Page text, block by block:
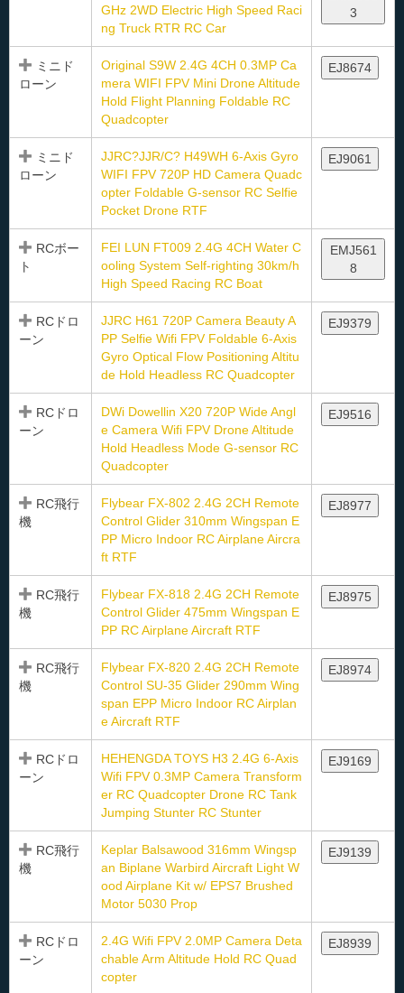
GHz 2WD Electric High Speed Raci
ng Truck RTR RC Car
3
ミニド
ローン
Original S9W 2.4G 4CH 0.3MP Ca
mera WIFI FPV Mini Drone Altitude
Hold Flight Planning Foldable RC
Quadcopter
EJ8674
ミニド
ローン
JJRC?JJR/C? H49WH 6-Axis Gyro
WIFI FPV 720P HD Camera Quadc
opter Foldable G-sensor RC Selfie
Pocket Drone RTF
EJ9061
RCボー
ト
FEI LUN FT009 2.4G 4CH Water C
ooling System Self-righting 30km/h
High Speed Racing RC Boat
EMJ561
8
RCドロ
ーン
JJRC H61 720P Camera Beauty A
PP Selfie Wifi FPV Foldable 6-Axis
Gyro Optical Flow Positioning Altitu
de Hold Headless RC Quadcopter
EJ9379
RCドロ
ーン
DWi Dowellin X20 720P Wide Angl
e Camera Wifi FPV Drone Altitude
Hold Headless Mode G-sensor RC
Quadcopter
EJ9516
RC飛行
機
Flybear FX-802 2.4G 2CH Remote
Control Glider 310mm Wingspan E
PP Micro Indoor RC Airplane Aircra
ft RTF
EJ8977
RC飛行
機
Flybear FX-818 2.4G 2CH Remote
Control Glider 475mm Wingspan E
PP RC Airplane Aircraft RTF
EJ8975
RC飛行
機
Flybear FX-820 2.4G 2CH Remote
Control SU-35 Glider 290mm Wing
span EPP Micro Indoor RC Airplan
e Aircraft RTF
EJ8974
RCドロ
ーン
HEHENGDA TOYS H3 2.4G 6-Axis
Wifi FPV 0.3MP Camera Transform
er RC Quadcopter Drone RC Tank
Jumping Stunter RC Stunter
EJ9169
RC飛行
機
Keplar Balsawood 316mm Wingsp
an Biplane Warbird Aircraft Light W
ood Airplane Kit w/ EPS7 Brushed
Motor 5030 Prop
EJ9139
RCドロ
ーン
2.4G Wifi FPV 2.0MP Camera Deta
chable Arm Altitude Hold RC Quad
copter
EJ8939